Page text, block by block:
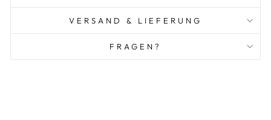
VERSAND & LIEFERUNG
FRAGEN?